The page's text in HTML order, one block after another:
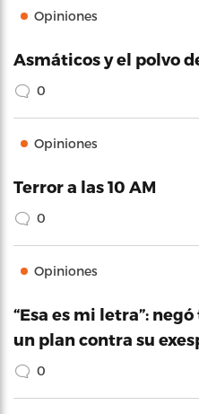
Opiniones
Asmáticos y el polvo
0
Opiniones
Terror a las 10 AM
0
Opiniones
“Esa es mi letra”:
un plan contra su
0